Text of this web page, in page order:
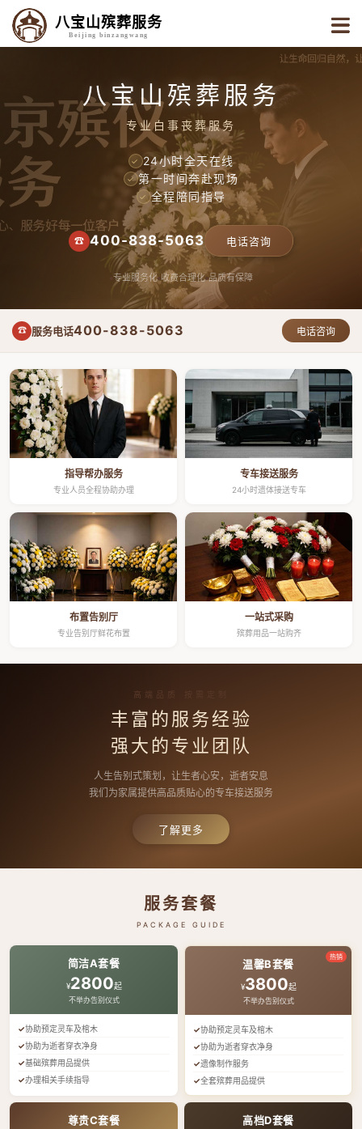
八宝山殡葬服务
Beijing binzangwang
八宝山殡葬服务
专业白事丧葬服务
✓ 24小时全天在线
✓ 第一时间奔赴现场
✓ 全程陪同指导
☎ 400-838-5063 电话咨询
专业服务化 收费合理化 品质有保障
☎ 服务电话400-838-5063 电话咨询
指导帮办服务
专业人员全程协助办理
专车接送服务
24小时遗体接送专车
布置告别厅
专业告别厅鲜花布置
一站式采购
殡葬用品一站购齐
高端品质 按需定制
丰富的服务经验
强大的专业团队
人生告别式策划，让生者心安，逝者安息
我们为家属提供高品质贴心的专车接送服务
了解更多
服务套餐
PACKAGE GUIDE
简洁A套餐
¥2800起
不举办告别仪式
协助预定灵车及棺木
协助为逝者穿衣净身
基础殡葬用品提供
办理相关手续指导
热销
温馨B套餐
¥3800起
不举办告别仪式
协助预定灵车及棺木
协助为逝者穿衣净身
遗像制作服务
全套殡葬用品提供
尊贵C套餐 高档D套餐